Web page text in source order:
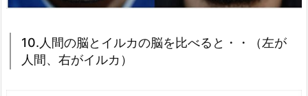
10.人間の脳とイルカの脳を比べると・・（左が
人間、右がイルカ）